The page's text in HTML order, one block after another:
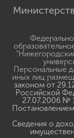
Персональные
иных лиц
законом от
Российской
27.07.2006 №
Сведения о